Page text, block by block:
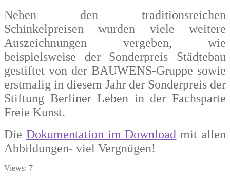
Neben den traditionsreichen
Schinkelpreisen wurden viele weitere
Auszeichnungen vergeben, wie
beispielsweise der Sonderpreis Städtebau
gestiftet von der BAUWENS-Gruppe sowie
erstmalig in diesem Jahr der Sonderpreis der
Stiftung Berliner Leben in der Fachsparte
Freie Kunst.
Die Dokumentation im Download mit allen
Abbildungen- viel Vergnügen!
Views: 7